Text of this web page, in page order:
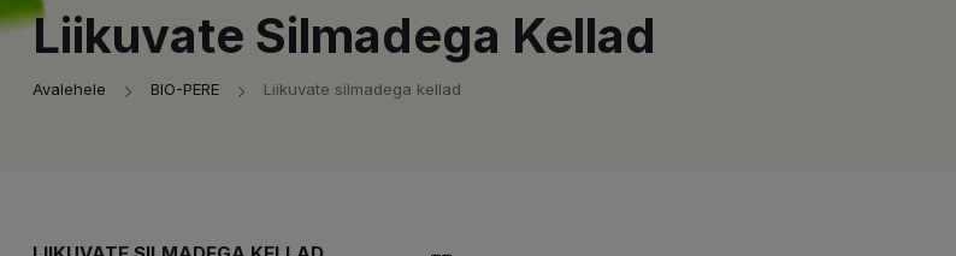
Liikuvate Silmadega Kellad
Avalehele BIO-PERE Liikuvate silmadega kellad